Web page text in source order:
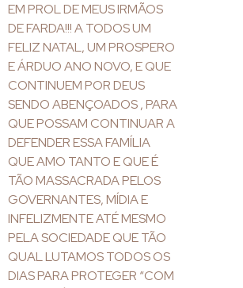
EM PROL DE MEUS IRMÃOS
DE FARDA!!! A TODOS UM
FELIZ NATAL, UM PROSPERO
E ÁRDUO ANO NOVO, E QUE
CONTINUEM POR DEUS
SENDO ABENÇOADOS , PARA
QUE POSSAM CONTINUAR A
DEFENDER ESSA FAMÍLIA
QUE AMO TANTO E QUE É
TÃO MASSACRADA PELOS
GOVERNANTES, MÍDIA E
INFELIZMENTE ATÉ MESMO
PELA SOCIEDADE QUE TÃO
QUAL LUTAMOS TODOS OS
DIAS PARA PROTEGER “COM